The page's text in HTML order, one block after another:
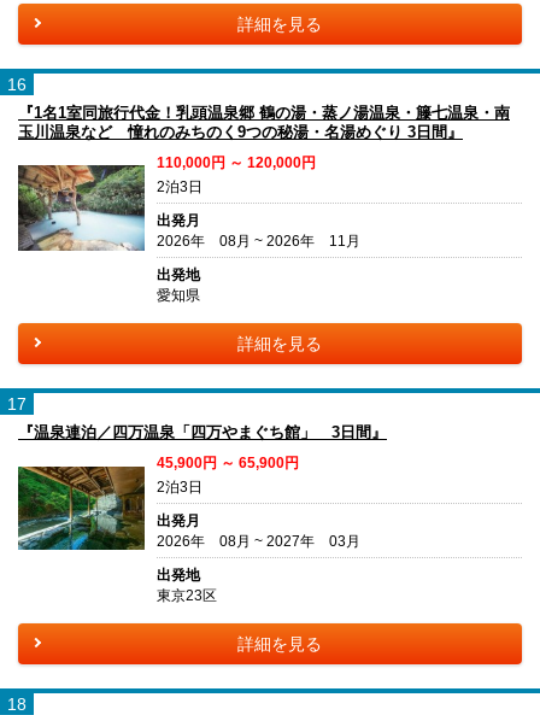
詳細を見る
16
『1名1室同旅行代金！乳頭温泉郷 鶴の湯・蒸ノ湯温泉・籐七温泉・南
玉川温泉など 憧れのみちのく9つの秘湯・名湯めぐり 3日間』
110,000円 ～ 120,000円
2泊3日
出発月
2026年 08月 ~ 2026年 11月
出発地
愛知県
詳細を見る
17
『温泉連泊／四万温泉「四万やまぐち館」 3日間』
45,900円 ～ 65,900円
2泊3日
出発月
2026年 08月 ~ 2027年 03月
出発地
東京23区
詳細を見る
18